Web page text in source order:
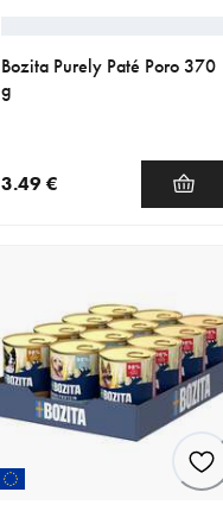
Bozita Purely Paté Poro 370
g
3.49 €